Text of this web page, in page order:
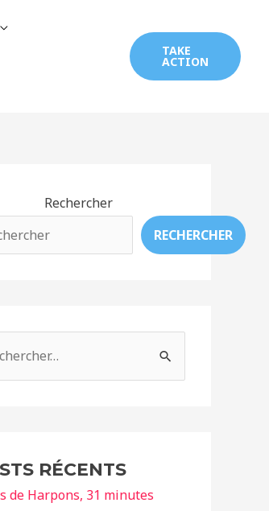
TAKE
ACTION
Rechercher
RECHERCHER
RÉCENTS
de Harpons, 31 minutes